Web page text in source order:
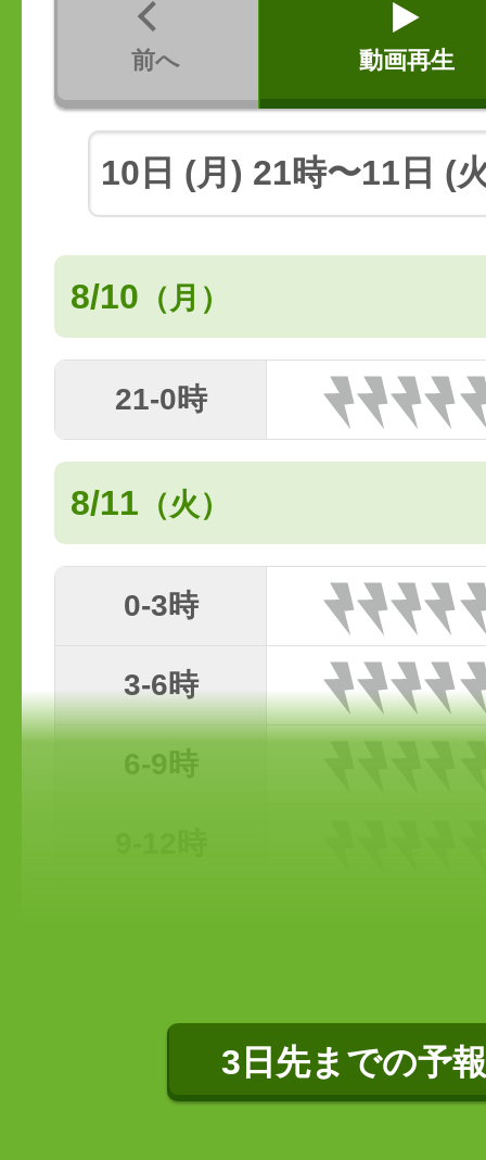
前へ 動画再生
8/10 （月）
21-0時
8/11 （火）
0-3時
3-6時
6-9時
3日先までの予